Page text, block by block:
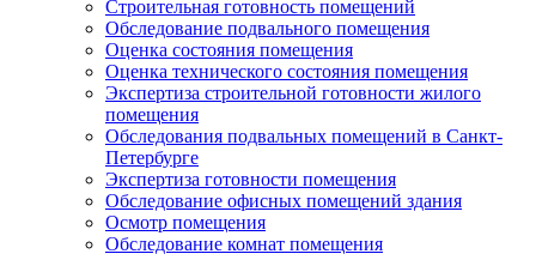
Строительная готовность помещений
Обследование подвального помещения
Оценка состояния помещения
Оценка технического состояния помещения
Экспертиза строительной готовности жилого
помещения
Обследования подвальных помещений в Санкт-
Петербурге
Экспертиза готовности помещения
Обследование офисных помещений здания
Осмотр помещения
Обследование комнат помещения